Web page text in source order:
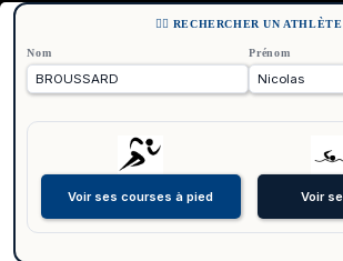
🏃‍♂️ RECHERCHER UN ATHLÈTE
Nom Prénom